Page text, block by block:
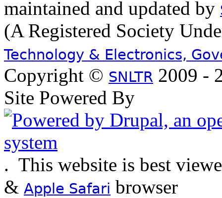
maintained and updated by
(A Registered Society
Technology & Electronics,
Copyright © SNLTR 2009 -
Site Powered By
. This website is best
& Apple Safari browser